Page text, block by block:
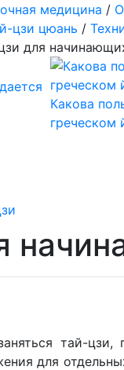
медицина /
цзи цюань /
для
Какова
греческом
тай-цзи,
для